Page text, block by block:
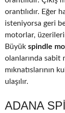
orantılıdır. Eğer
isteniyorsa geri
motorlar,
Büyük spindle
olanlarında sabit
mıknatıslarının
ulaşılır.
ADANA